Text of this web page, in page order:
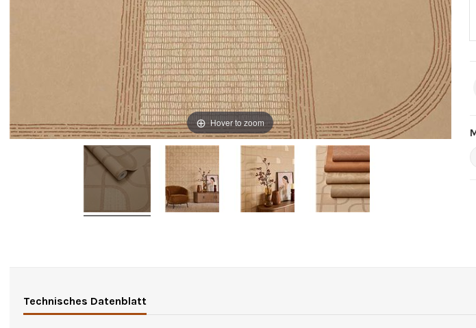
Hover to zoom
Technisches Datenblatt